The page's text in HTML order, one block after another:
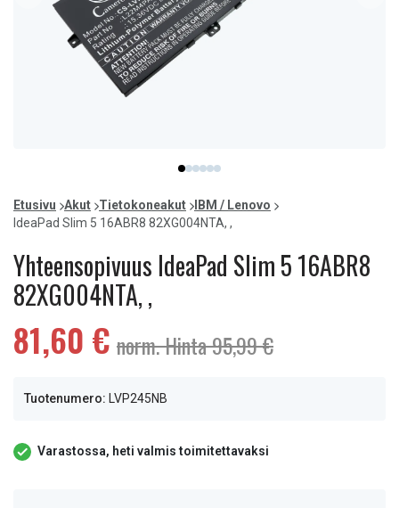
item
0
item
1
item
2
item
3
item
4
item
5
of
6
Etusivu Akut Tietokoneakut
IBM / Lenovo
IdeaPad Slim 5 16ABR8 82XG004NTA, ,
Yhteensopivuus IdeaPad Slim 5 16ABR8
82XG004NTA, ,
81,60 € norm. Hinta 95,99 €
Tuotenumero: LVP245NB
Varastossa, heti valmis toimitettavaksi